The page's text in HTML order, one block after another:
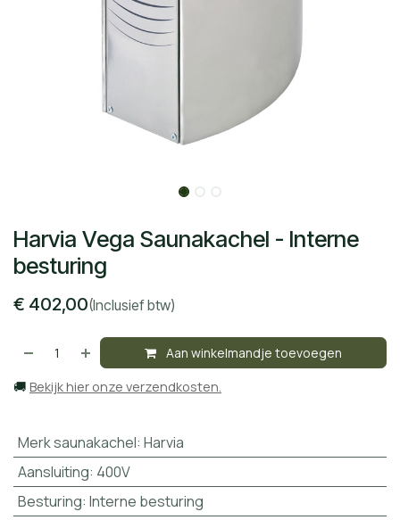
Harvia Vega Saunakachel - Interne
besturing
€ 402,00(Inclusief btw)
Aan winkelmandje toevoegen
🚚 Bekijk hier onze verzendkosten.
Merk saunakachel: Harvia
Aansluiting: 400V
Besturing: Interne besturing